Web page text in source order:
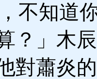
不知道
？」木
對蕭炎